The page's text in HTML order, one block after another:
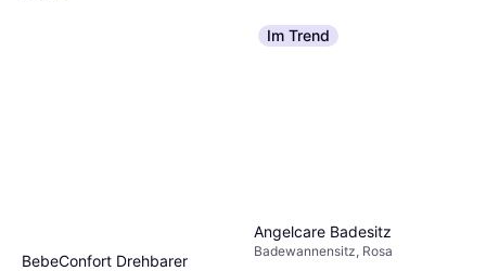
BebeConfort Drehbarer
Im Trend
Angelcare Badesitz
Badewannensitz, Rosa